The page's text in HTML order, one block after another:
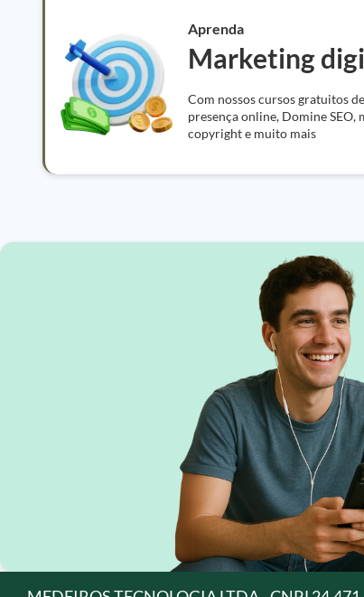
Aprenda
Marketing
Com nossos cursos gratuitos
presença online, Domine SEO,
copyright e muito mais